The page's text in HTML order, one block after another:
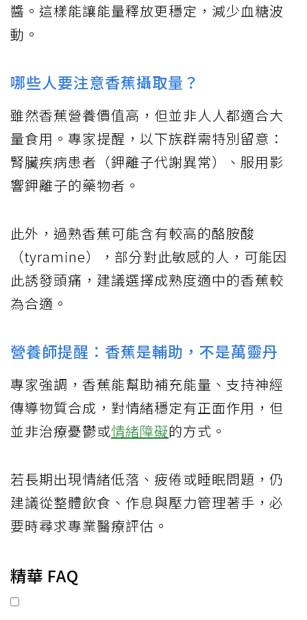
醬。這樣能讓能量釋放更穩定，減少血糖波
動。
哪些人要注意香蕉攝取量？
雖然香蕉營養價值高，但並非人人都適合大
量食用。專家提醒，以下族群需特別留意：
腎臟疾病患者（鉀離子代謝異常）、服用影
響鉀離子的藥物者。
此外，過熟香蕉可能含有較高的酪胺酸
（tyramine），部分對此敏感的人，可能因
此誘發頭痛，建議選擇成熟度適中的香蕉較
為合適。
營養師提醒：香蕉是輔助，不是萬靈丹
專家強調，香蕉能幫助補充能量、支持神經
傳導物質合成，對情緒穩定有正面作用，但
並非治療憂鬱或情緒障礙的方式。
若長期出現情緒低落、疲倦或睡眠問題，仍
建議從整體飲食、作息與壓力管理著手，必
要時尋求專業醫療評估。
精華 FAQ